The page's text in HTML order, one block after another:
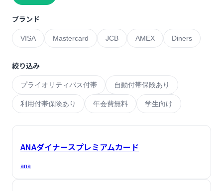
ブランド
VISA Mastercard JCB AMEX Diners
絞り込み
プライオリティパス付帯 自動付帯保険あり
利用付帯保険あり 年会費無料 学生向け
ANAダイナースプレミアムカード
ana